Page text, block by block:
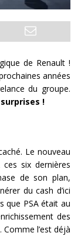
de Renault !
années
du groupe.
!
Le nouveau
six dernières
de son plan,
du cash d’ici
que PSA était au
des
l’est déjà